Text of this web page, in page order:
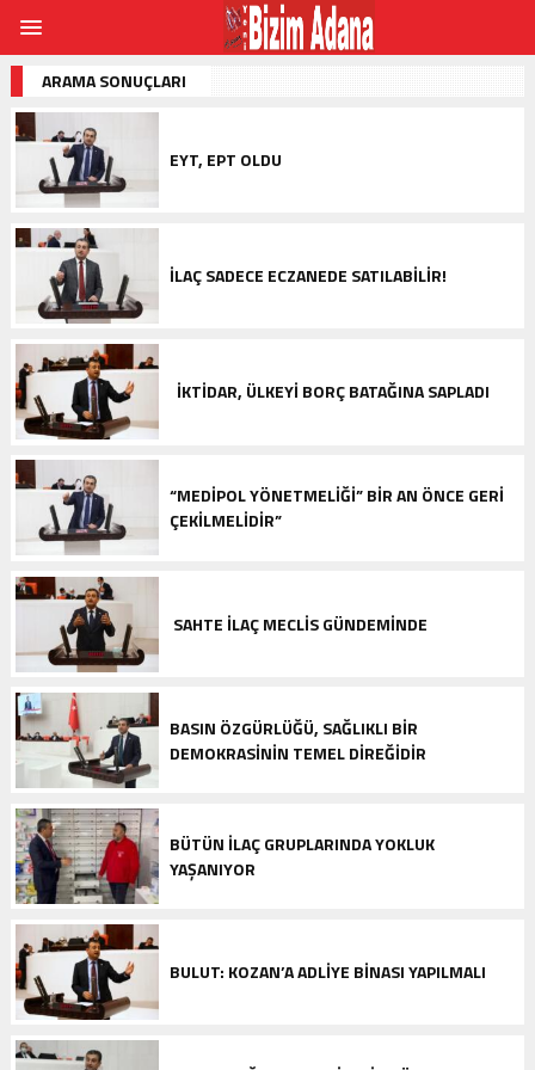
ARAMA SONUÇLARI
EYT, EPT OLDU
İLAÇ SADECE ECZANEDE SATILABİLİR!
İKTIDAR, ÜLKEYI BORÇ BATAĞINA SAPLADI
“MEDIPOL YÖNETMELIĞI” BIR AN ÖNCE GERI
ÇEKILMELIDIR”
SAHTE ILAÇ MECLIS GÜNDEMINDE
BASIN ÖZGÜRLÜĞÜ, SAĞLIKLI BIR
DEMOKRASININ TEMEL DIREĞIDIR
BÜTÜN İLAÇ GRUPLARINDA YOKLUK
YAŞANIYOR
BULUT: KOZAN’A ADLIYE BINASI YAPILMALI